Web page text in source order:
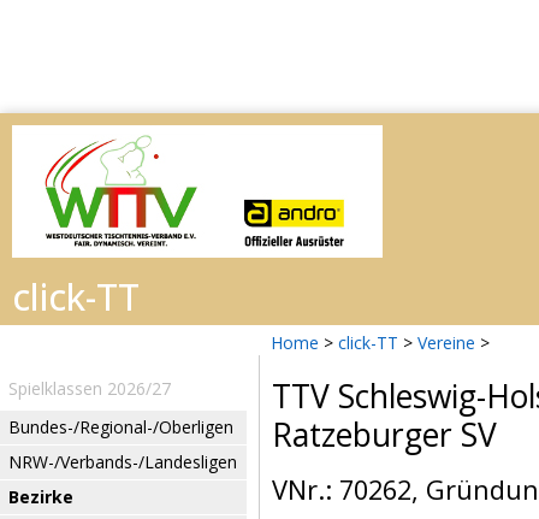
Home > click-TT > Vereine >
Spielklassen 2026/27
Bundes-/Regional-/Oberligen
NRW-/Verbands-/Landesligen
Bezirke
TTV Schleswig-
Ratzeburger SV
VNr.: 70262,